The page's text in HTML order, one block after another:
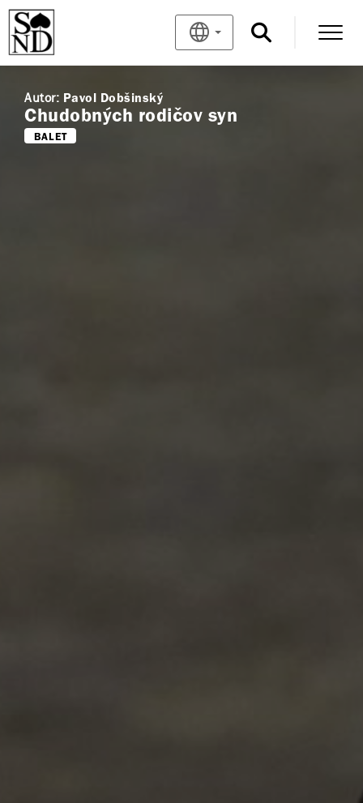
Autor: Pavol Dobšinský
Chudobných rodičov syn
BALET